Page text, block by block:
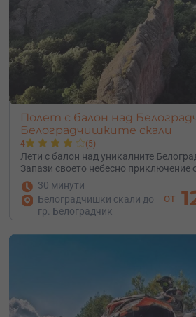
Полет с балон над
Белоградчишките скали
4 (5)
Лети с балон над уникалните
Запази своето небесно приключение
30 минути
Белоградчишки скали до
гр. Белоградчик
от